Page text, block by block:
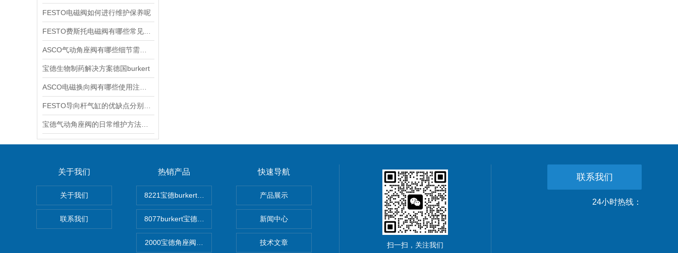
FESTO电磁阀如何进行维护保养呢
宝德生物制药解决方案德国burkert
关于我们
关于我们
联系我们
热销产品
8221宝德burkert电导率探头卫生级电导传感器
8077burkert宝德椭圆齿轮脉冲流量计高黏度液体
2000宝德角座阀德国宝帝burkert气动阀
快速导航
产品展示
新闻中心
技术文章 扫一扫，关注我们
联系我们
24小时热线：